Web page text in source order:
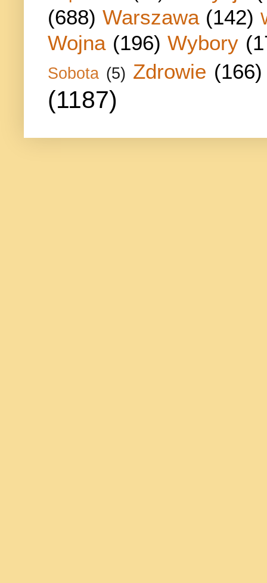
(688) Warszawa (142)
Wojna (196) Wybory
Sobota (5) Zdrowie (166)
(1187)